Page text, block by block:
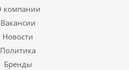
компании
Вакансии
Новости
Политика
Бренды